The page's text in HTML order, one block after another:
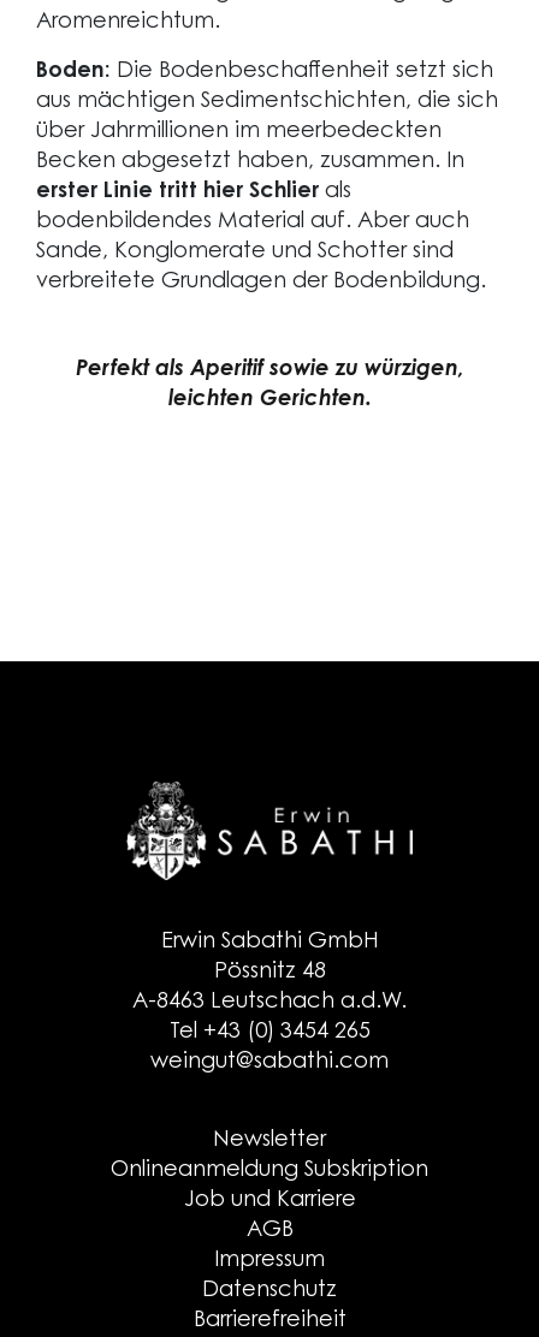
Aromenreichtum.
Boden: Die Bodenbeschaffenheit setzt sich
aus mächtigen Sedimentschichten, die sich
über Jahrmillionen im meerbedeckten
Becken abgesetzt haben, zusammen. In
erster Linie tritt hier Schlier als
bodenbildendes Material auf. Aber auch
Sande, Konglomerate und Schotter sind
verbreitete Grundlagen der Bodenbildung.
Perfekt als Aperitif sowie zu würzigen,
leichten Gerichten.
Erwin Sabathi GmbH
Pössnitz 48
A-8463 Leutschach a.d.W.
Tel +43 (0) 3454 265
weingut@sabathi.com
Newsletter
Onlineanmeldung Subskription
Job und Karriere
AGB
Impressum
Datenschutz
Barrierefreiheit